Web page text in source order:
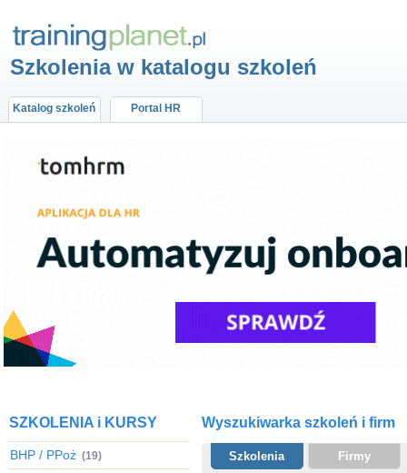
Szkolenia w katalogu szkoleń
Katalog szkoleń Portal HR
SZKOLENIA i KURSY
BHP / PPoż (19)
Wyszukiwarka szkoleń i firm
Szkolenia Firmy